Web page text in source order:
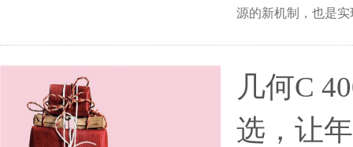
源的新机制，也是
几何C
选，让